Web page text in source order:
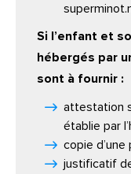
Si l’enfant et
hébergés par
sont à fournir :
attestation
établie par
copie
justificatif